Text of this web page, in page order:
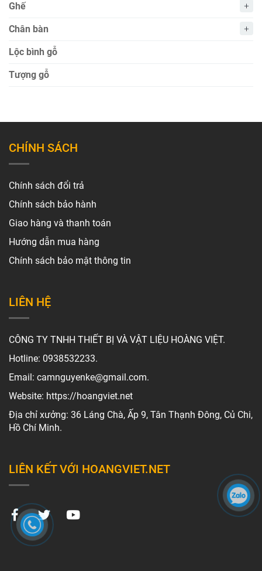
Ghế
Chân bàn
Lộc bình gỗ
Tượng gỗ
CHÍNH SÁCH
Chính sách đổi trả
Chính sách bảo hành
Giao hàng và thanh toán
Hướng dẫn mua hàng
Chính sách bảo mật thông tin
LIÊN HỆ
CÔNG TY TNHH THIẾT BỊ VÀ VẬT LIỆU HOÀNG VIỆT.
Hotline: 0938532233.
Email: camnguyenke@gmail.com.
Website: https://hoangviet.net
Địa chỉ xưởng: 36 Láng Chà, Ấp 9, Tân Thạnh Đông, Củ Chi,
Hồ Chí Minh.
LIÊN KẾT VỚI HOANGVIET.NET